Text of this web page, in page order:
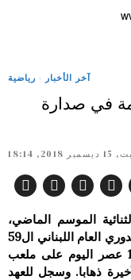
آخر الأخبار · رياضية
في صدارة
2018, 18:14
الموسم الماضي،
خمس نقاط عن وصيفه النجمة في صدارة الدوري العام اللبناني ال59
لكرة القدم، بفوزه على التضامن صور 2- 1 عصر اليوم على ملعب
ذهابا. وسجل للعهد